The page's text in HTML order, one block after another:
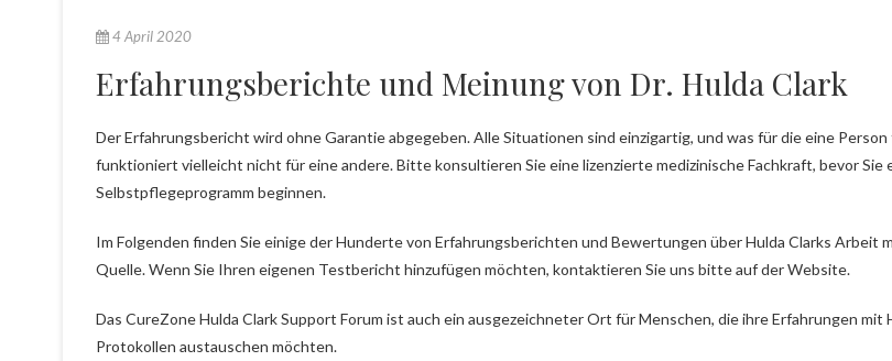
4 April 2020
Erfahrungsberichte und Meinung von Dr. Hulda Clark
Der Erfahrungsbericht wird ohne Garantie abgegeben. Alle Situationen sind einzigartig, und was für die eine
funktioniert vielleicht nicht für eine andere. Bitte konsultieren Sie eine lizenzierte medizinische Fachkraft, bevor Sie
Selbstpflegeprogramm beginnen.
Im Folgenden finden Sie einige der Hunderte von Erfahrungsberichten und Bewertungen über Hulda Clarks Arbeit
Quelle. Wenn Sie Ihren eigenen Testbericht hinzufügen möchten, kontaktieren Sie uns bitte auf der Website.
Das CureZone Hulda Clark Support Forum ist auch ein ausgezeichneter Ort für Menschen, die ihre Erfahrungen mit
Protokollen austauschen möchten.